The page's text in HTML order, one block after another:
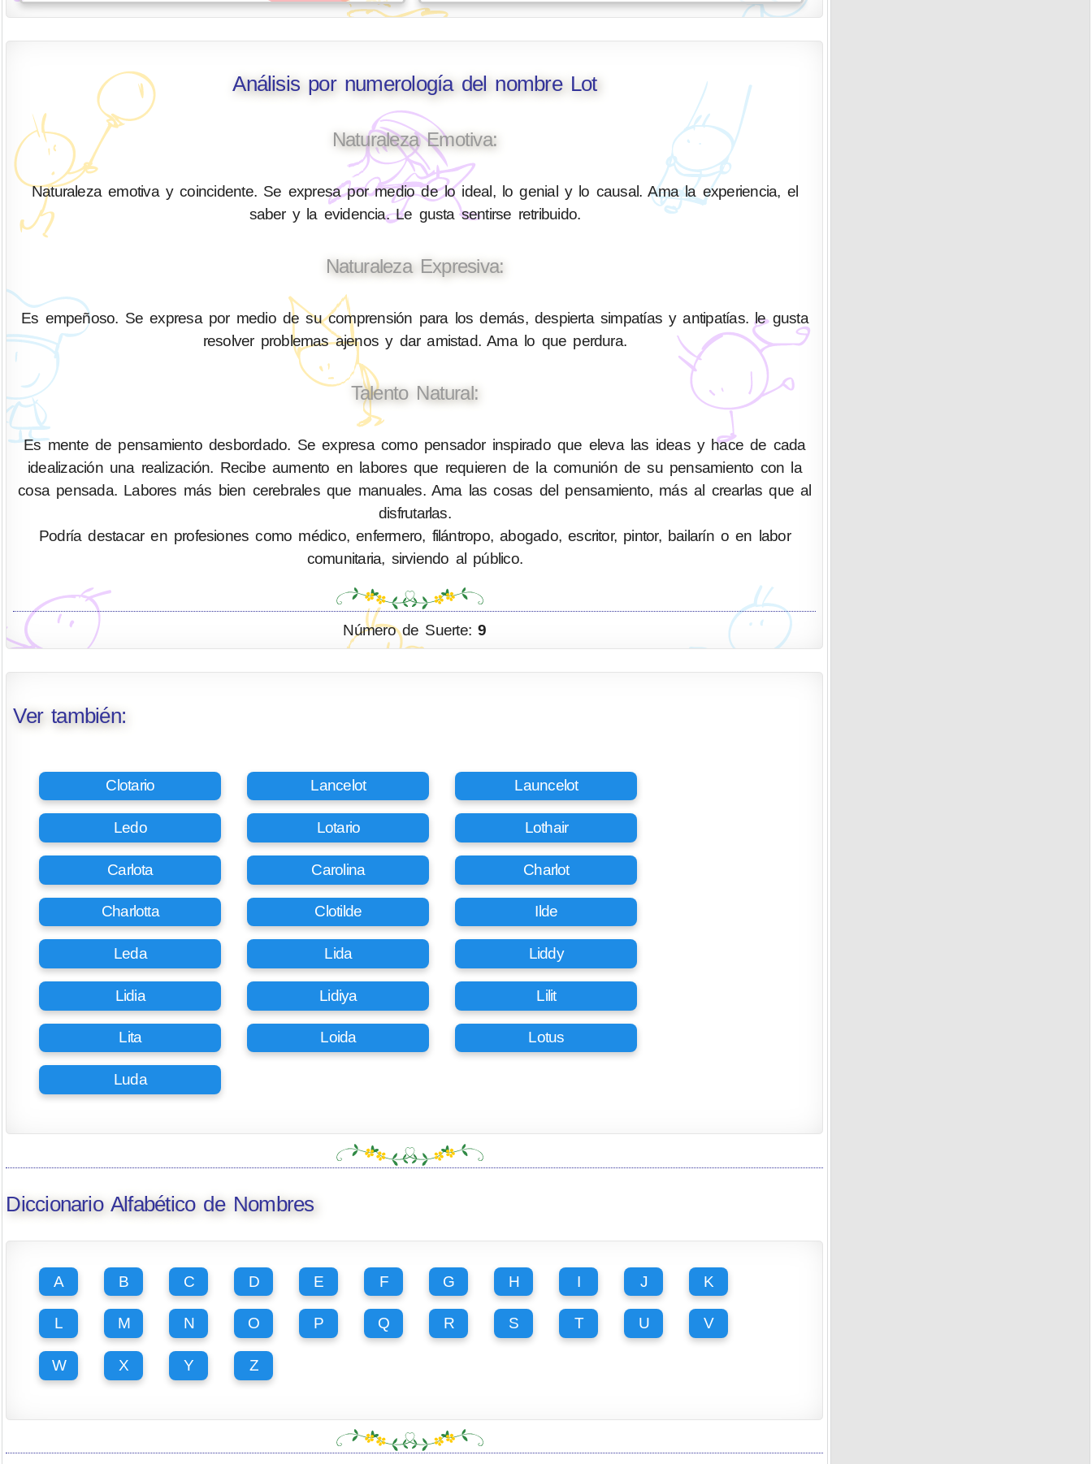
Análisis por numerología del nombre Lot
Naturaleza Emotiva:
Naturaleza emotiva y coincidente. Se expresa por medio de lo ideal, lo genial y lo causal. Ama la experiencia, el
saber y la evidencia. Le gusta sentirse retribuido.
Naturaleza Expresiva:
Es empeñoso. Se expresa por medio de su comprensión para los demás, despierta simpatías y antipatías. le gusta
resolver problemas ajenos y dar amistad. Ama lo que perdura.
Talento Natural:
Es mente de pensamiento desbordado. Se expresa como pensador inspirado que eleva las ideas y hace de cada
idealización una realización. Recibe aumento en labores que requieren de la comunión de su pensamiento con la
cosa pensada. Labores más bien cerebrales que manuales. Ama las cosas del pensamiento, más al crearlas que al
disfrutarlas.
Podría destacar en profesiones como médico, enfermero, filántropo, abogado, escritor, pintor, bailarín o en labor
comunitaria, sirviendo al público.
Número de Suerte:9
Ver también:
Clotario Lancelot Launcelot
Ledo Lotario Lothair
Carlota Carolina Charlot
Charlotta Clotilde Ilde
Leda Lida Liddy
Lidia Lidiya Lilit
Lita Loida Lotus
Luda
Diccionario Alfabético de Nombres
A B C D E F G H I J K
L M N O P Q R S T U V
W X Y Z